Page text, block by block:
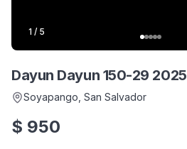
1 / 5
Dayun Dayun 150-29 2025
Soyapango , San Salvador
$ 950